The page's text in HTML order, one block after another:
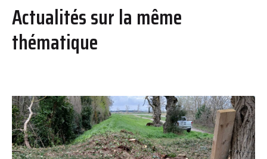
Actualités sur la même
thématique